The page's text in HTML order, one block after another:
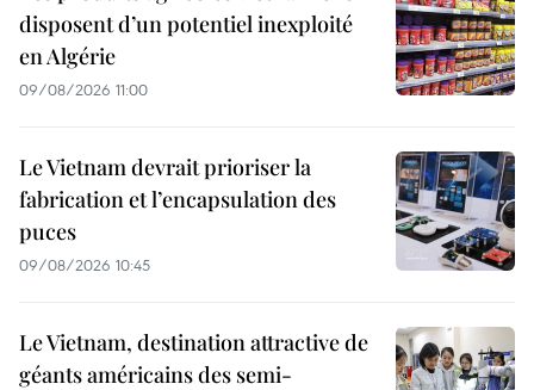
disposent d’un potentiel inexploité
en Algérie
09/08/2026 11:00
Le Vietnam devrait prioriser la
fabrication et l’encapsulation des
puces
09/08/2026 10:45
Le Vietnam, destination attractive de
géants américains des semi-